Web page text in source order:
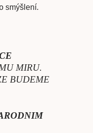
smýšlení.
MIRU.
BUDEME